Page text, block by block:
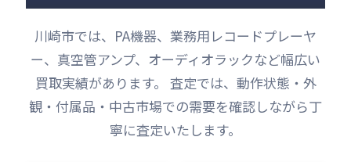
川崎市では、PA機器、業務用レコードプレーヤ
ー、真空管アンプ、オーディオラックなど幅広い
買取実績があります。 査定では、動作状態・外
観・付属品・中古市場での需要を確認しながら丁
寧に査定いたします。